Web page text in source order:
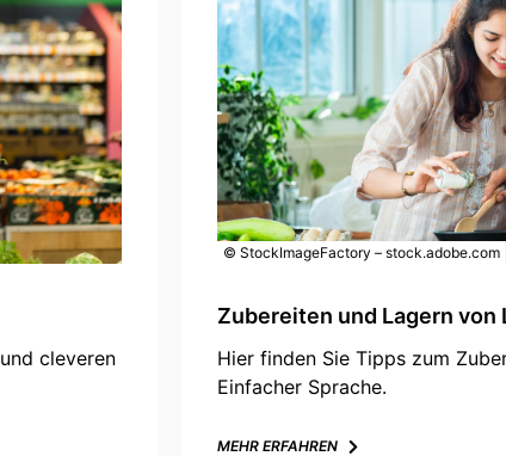
cleveren
© StockImageFactory – stock.adobe.com
Zubereiten und Lagern
Hier finden Sie Tipps zum
Einfacher Sprache.
MEHR ERFAHREN